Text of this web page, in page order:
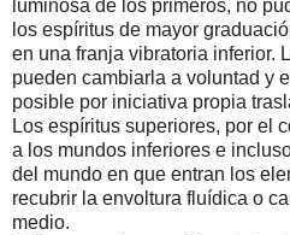
luminosa de los primeros, no
los espíritus de mayor
en una franja vibratoria inferior.
pueden cambiarla a voluntad y
posible por iniciativa propia
Los espíritus superiores, por el
a los mundos inferiores e
del mundo en que entran los
recubrir la envoltura fluídica o
medio.